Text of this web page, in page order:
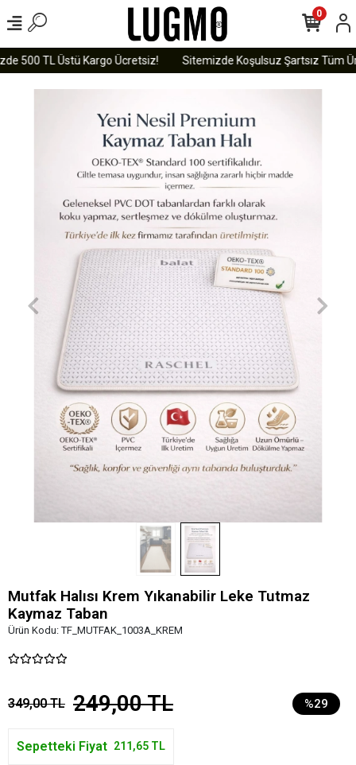
500 TL Üstü Kargo Ücretsiz! Sitemizde Koşulsuz Şartsız Tüm
0
Mutfak Halısı Krem Yıkanabilir Leke Tutmaz
Kaymaz Taban
Ürün Kodu:TF_MUTFAK_1003A_KREM
349,00 TL 249,00 TL %29
Sepetteki Fiyat 211,65 TL